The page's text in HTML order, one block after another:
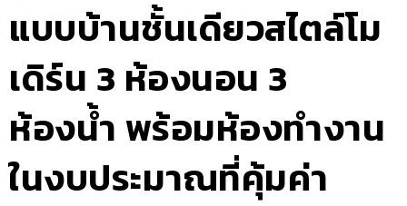
แบบบ้านชั้นเดียวสไตล์โม
เดิร์น 3 ห้องนอน 3
ห้องน้ำ พร้อมห้องทำงาน
ในงบประมาณที่คุ้มค่า